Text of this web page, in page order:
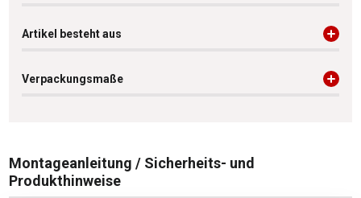
Artikel besteht aus
Verpackungsmaße
Montageanleitung / Sicherheits- und
Produkthinweise